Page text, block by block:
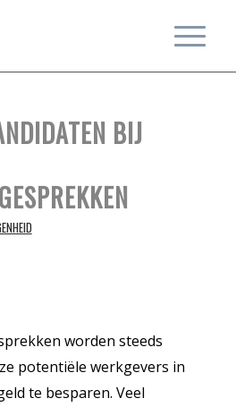
BIJ
worden steeds
potentiële werkgevers in
te besparen. Veel